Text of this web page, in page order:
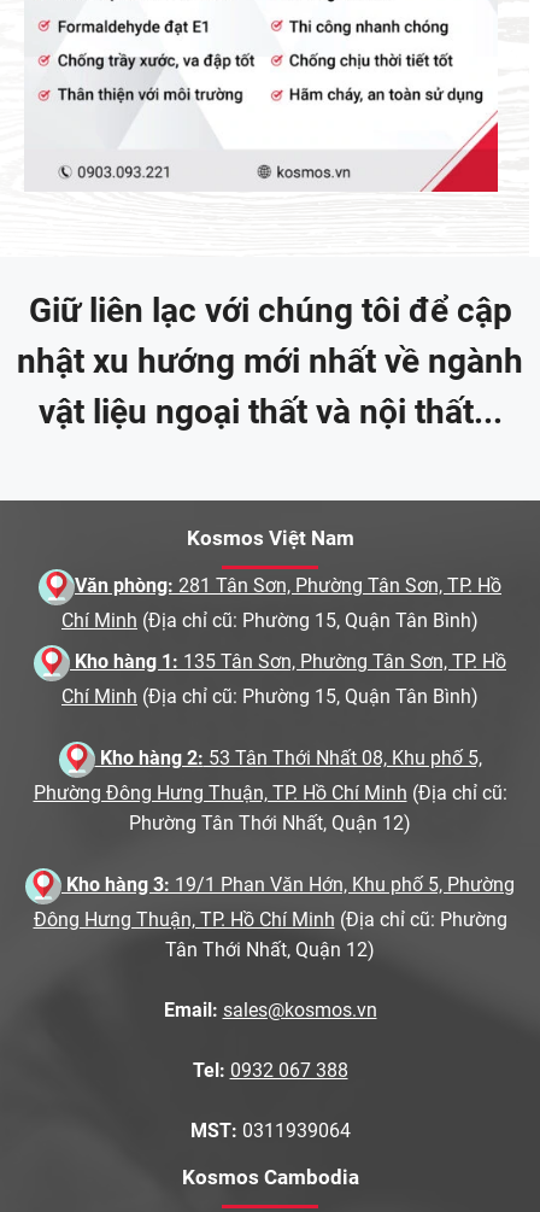
Giữ liên lạc với chúng tôi để cập
nhật xu hướng mới nhất về ngành
vật liệu ngoại thất và nội thất...
Kosmos Việt Nam
Văn phòng: 281 Tân Sơn, Phường Tân Sơn, TP. Hồ
Chí Minh (Địa chỉ cũ: Phường 15, Quận Tân Bình)
Kho hàng 1: 135 Tân Sơn, Phường Tân Sơn, TP. Hồ
Chí Minh (Địa chỉ cũ: Phường 15, Quận Tân Bình)
Kho hàng 2: 53 Tân Thới Nhất 08, Khu phố 5,
Phường Đông Hưng Thuận, TP. Hồ Chí Minh (Địa chỉ cũ:
Phường Tân Thới Nhất, Quận 12)
Kho hàng 3: 19/1 Phan Văn Hớn, Khu phố 5, Phường
Đông Hưng Thuận, TP. Hồ Chí Minh (Địa chỉ cũ: Phường
Tân Thới Nhất, Quận 12)
Email: sales@kosmos.vn
Tel: 0932 067 388
MST: 0311939064
Kosmos Cambodia